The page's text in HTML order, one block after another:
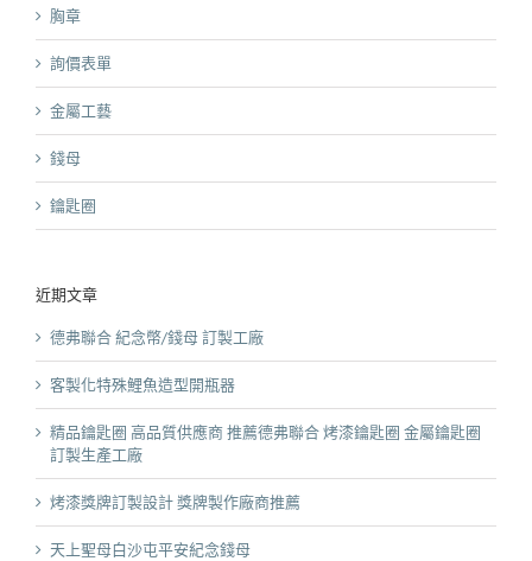
胸章
詢價表單
金屬工藝
錢母
鑰匙圈
近期文章
德弗聯合 紀念幣/錢母 訂製工廠
客製化特殊鯉魚造型開瓶器
精品鑰匙圈 高品質供應商 推薦德弗聯合 烤漆鑰匙圈 金屬鑰匙圈
訂製生產工廠
烤漆獎牌訂製設計 獎牌製作廠商推薦
天上聖母白沙屯平安紀念錢母